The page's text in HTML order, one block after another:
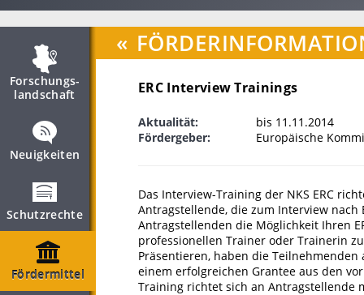
Forschungs­
landschaft
Neuigkeiten
Schutzrechte
Fördermittel
«
ERC Interview Trainings
Aktualität:
bis 11.11.2014
Fördergeber:
Europäische
Das Interview-Training der NKS ERC
Antragstellende, die zum Interview
Antragstellenden die Möglichkeit Ihren
professionellen Trainer oder Trainerin
Präsentieren, haben die
einem erfolgreichen Grantee aus den
Training richtet sich an Antragstellende